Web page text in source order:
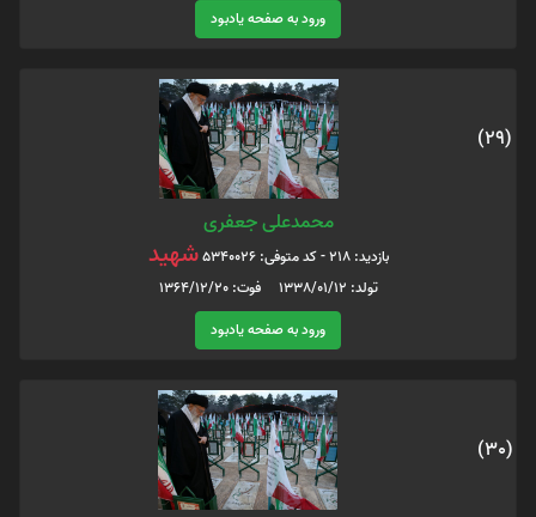
ورود به صفحه یادبود
(29)
محمدعلی جعفری
بازدید: 218 - کد متوفی: 5340026 شهید
تولد: 1338/01/12 فوت: 1364/12/20
ورود به صفحه یادبود
(30)